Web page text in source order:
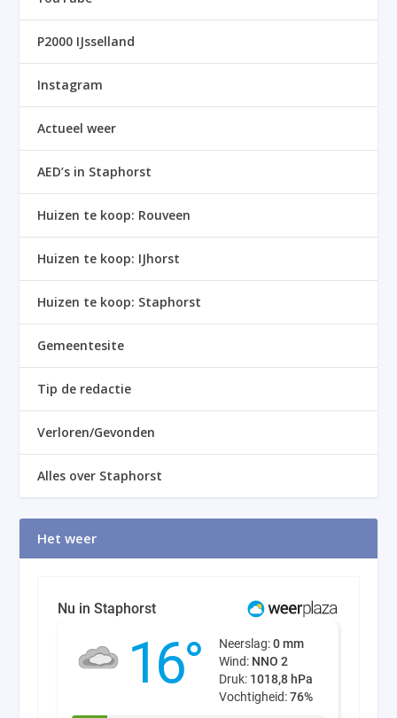
P2000 IJsselland
Instagram
Actueel weer
AED’s in Staphorst
Huizen te koop: Rouveen
Huizen te koop: IJhorst
Huizen te koop: Staphorst
Gemeentesite
Tip de redactie
Verloren/Gevonden
Alles over Staphorst
Het weer